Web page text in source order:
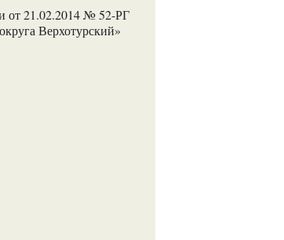
от 21.02.2014 № 52-РГ
Верхотурский»